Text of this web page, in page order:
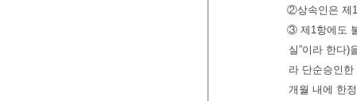
②상속인은 제
③ 제1항에도
실”이라 한다)
라 단순승인
개월 내에 한